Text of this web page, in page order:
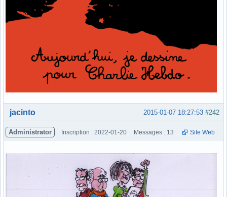
Hors ligne #242
2015-01-07 18:27:53
jacinto
Administrator Inscription : 2022-01-20 Messages : 13 Site Web